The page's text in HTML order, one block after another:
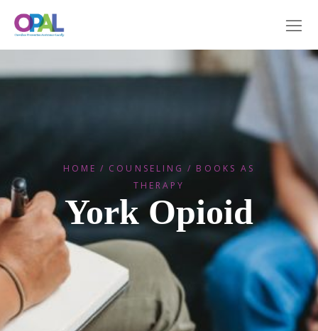
HOME COUNSELING
BOOKS AS
THERAPY
York Opioid